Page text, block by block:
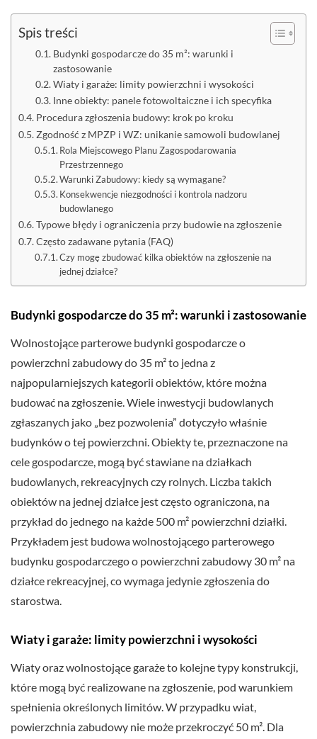
Spis treści
Budynki gospodarcze do 35 m²: warunki i
zastosowanie
Wiaty i garaże: limity powierzchni i wysokości
Inne obiekty: panele fotowoltaiczne i ich specyfika
Procedura zgłoszenia budowy: krok po kroku
Zgodność z MPZP i WZ: unikanie samowoli budowlanej
Rola Miejscowego Planu Zagospodarowania
Przestrzennego
Warunki Zabudowy: kiedy są wymagane?
Konsekwencje niezgodności i kontrola nadzoru
budowlanego
Typowe błędy i ograniczenia przy budowie na zgłoszenie
Często zadawane pytania (FAQ)
Czy mogę zbudować kilka obiektów na zgłoszenie na
jednej działce?
Budynki gospodarcze do 35 m²: warunki i zastosowanie
Wolnostojące parterowe budynki gospodarcze o
powierzchni zabudowy do 35 m² to jedna z
najpopularniejszych kategorii obiektów, które można
budować na zgłoszenie. Wiele inwestycji budowlanych
zgłaszanych jako „bez pozwolenia” dotyczyło właśnie
budynków o tej powierzchni. Obiekty te, przeznaczone na
cele gospodarcze, mogą być stawiane na działkach
budowlanych, rekreacyjnych czy rolnych. Liczba takich
obiektów na jednej działce jest często ograniczona, na
przykład do jednego na każde 500 m² powierzchni działki.
Przykładem jest budowa wolnostojącego parterowego
budynku gospodarczego o powierzchni zabudowy 30 m² na
działce rekreacyjnej, co wymaga jedynie zgłoszenia do
starostwa.
Wiaty i garaże: limity powierzchni i wysokości
Wiaty oraz wolnostojące garaże to kolejne typy konstrukcji,
które mogą być realizowane na zgłoszenie, pod warunkiem
spełnienia określonych limitów. W przypadku wiat,
powierzchnia zabudowy nie może przekroczyć 50 m². Dla